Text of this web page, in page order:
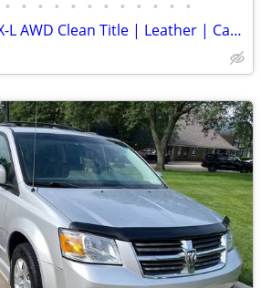
• • • • • • • • • • • •
2018 Honda CR-V EX-L AWD Clean Title | Leather | CarPlay | Honda Sensing